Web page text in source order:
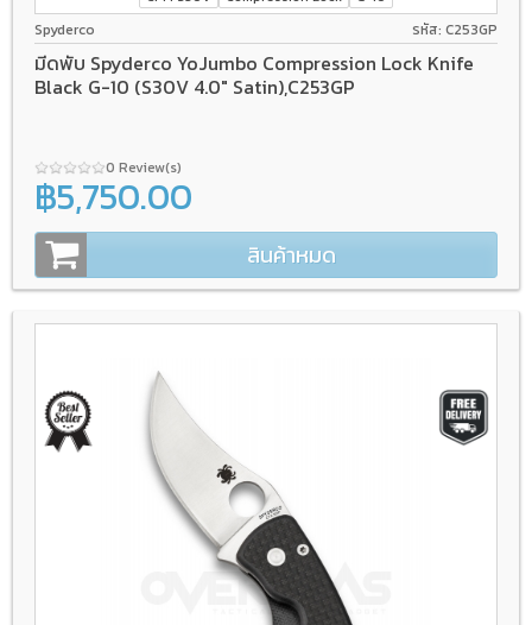
Spyderco รหัส: C253GP
มีดพับ Spyderco YoJumbo Compression Lock Knife
Black G-10 (S30V 4.0" Satin),C253GP
0 Review(s)
฿5,750.00
สินค้าหมด